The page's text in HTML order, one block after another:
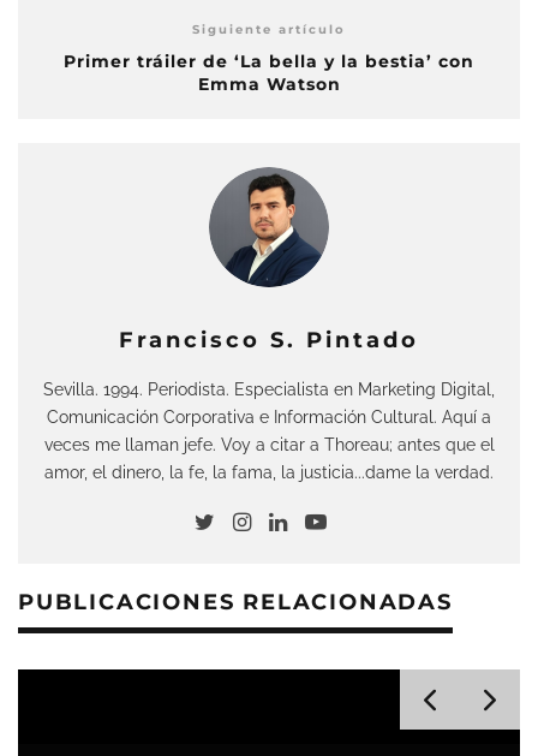
Siguiente artículo
Primer tráiler de ‘La bella y la bestia’ con
Emma Watson
Francisco S. Pintado
Sevilla. 1994. Periodista. Especialista en Marketing Digital,
Comunicación Corporativa e Información Cultural. Aquí a
veces me llaman jefe. Voy a citar a Thoreau; antes que el
amor, el dinero, la fe, la fama, la justicia...dame la verdad.
PUBLICACIONES RELACIONADAS